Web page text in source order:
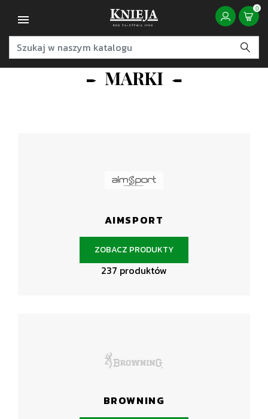
0
MARKI
AIMSPORT
237 produktów
ZOBACZ PRODUKTY
BROWNING